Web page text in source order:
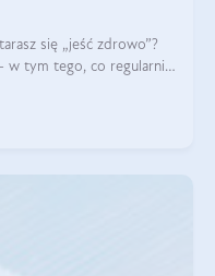
się „jeść zdrowo”?
w tym tego, co regularnie